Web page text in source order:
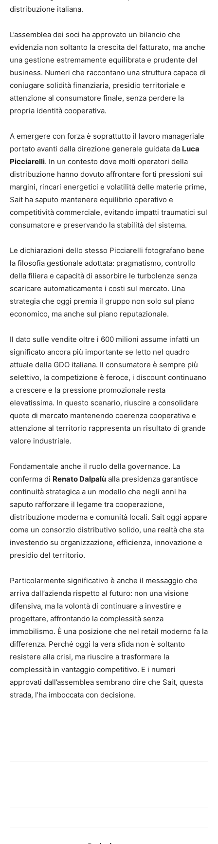
distribuzione italiana.
L’assemblea dei soci ha approvato un bilancio che
evidenzia non soltanto la crescita del fatturato, ma anche
una gestione estremamente equilibrata e prudente del
business. Numeri che raccontano una struttura capace di
coniugare solidità finanziaria, presidio territoriale e
attenzione al consumatore finale, senza perdere la
propria identità cooperativa.
A emergere con forza è soprattutto il lavoro manageriale
portato avanti dalla direzione generale guidata da Luca
Picciarelli. In un contesto dove molti operatori della
distribuzione hanno dovuto affrontare forti pressioni sui
margini, rincari energetici e volatilità delle materie prime,
Sait ha saputo mantenere equilibrio operativo e
competitività commerciale, evitando impatti traumatici sul
consumatore e preservando la stabilità del sistema.
Le dichiarazioni dello stesso Picciarelli fotografano bene
la filosofia gestionale adottata: pragmatismo, controllo
della filiera e capacità di assorbire le turbolenze senza
scaricare automaticamente i costi sul mercato. Una
strategia che oggi premia il gruppo non solo sul piano
economico, ma anche sul piano reputazionale.
Il dato sulle vendite oltre i 600 milioni assume infatti un
significato ancora più importante se letto nel quadro
attuale della GDO italiana. Il consumatore è sempre più
selettivo, la competizione è feroce, i discount continuano
a crescere e la pressione promozionale resta
elevatissima. In questo scenario, riuscire a consolidare
quote di mercato mantenendo coerenza cooperativa e
attenzione al territorio rappresenta un risultato di grande
valore industriale.
Fondamentale anche il ruolo della governance. La
conferma di Renato Dalpalù alla presidenza garantisce
continuità strategica a un modello che negli anni ha
saputo rafforzare il legame tra cooperazione,
distribuzione moderna e comunità locali. Sait oggi appare
come un consorzio distributivo solido, una realtà che sta
investendo su organizzazione, efficienza, innovazione e
presidio del territorio.
Particolarmente significativo è anche il messaggio che
arriva dall’azienda rispetto al futuro: non una visione
difensiva, ma la volontà di continuare a investire e
progettare, affrontando la complessità senza
immobilismo. È una posizione che nel retail moderno fa la
differenza. Perché oggi la vera sfida non è soltanto
resistere alla crisi, ma riuscire a trasformare la
complessità in vantaggio competitivo. E i numeri
approvati dall’assemblea sembrano dire che Sait, questa
strada, l’ha imboccata con decisione.